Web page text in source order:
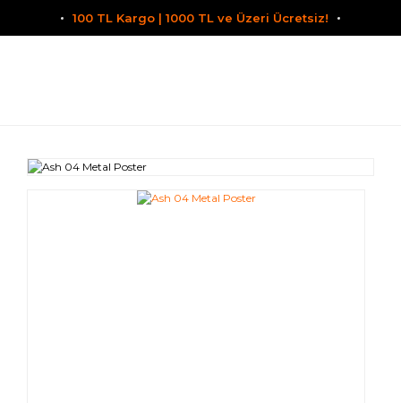
100 TL Kargo | 1000 TL ve Üzeri Ücretsiz!